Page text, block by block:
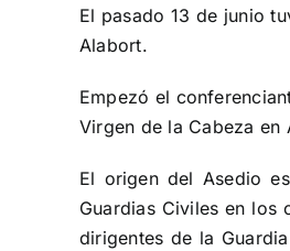
El pasado 13 de junio
Alabort.
Empezó el
Virgen de la Cabeza en
El origen del Asedio
Guardias Civiles en los
dirigentes de la